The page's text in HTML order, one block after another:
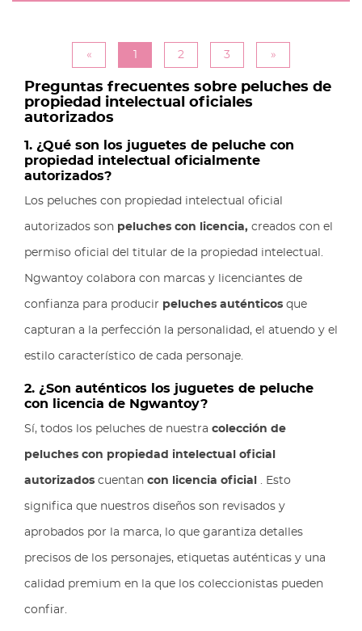
« 1 2 3 »
Preguntas frecuentes sobre peluches de
propiedad intelectual oficiales
autorizados
1. ¿Qué son los juguetes de peluche con
propiedad intelectual oficialmente
autorizados?
Los peluches con propiedad intelectual oficial
autorizados son peluches con licencia, creados con el
permiso oficial del titular de la propiedad intelectual.
Ngwantoy colabora con marcas y licenciantes de
confianza para producir peluches auténticos que
capturan a la perfección la personalidad, el atuendo y el
estilo característico de cada personaje.
2. ¿Son auténticos los juguetes de peluche
con licencia de Ngwantoy?
Sí, todos los peluches de nuestra colección de
peluches con propiedad intelectual oficial
autorizados cuentan con licencia oficial . Esto
significa que nuestros diseños son revisados y
aprobados por la marca, lo que garantiza detalles
precisos de los personajes, etiquetas auténticas y una
calidad premium en la que los coleccionistas pueden
confiar.